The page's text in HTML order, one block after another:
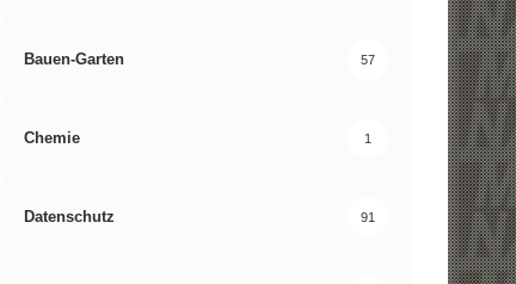
Bauen-Garten 57
Chemie 1
Datenschutz 91